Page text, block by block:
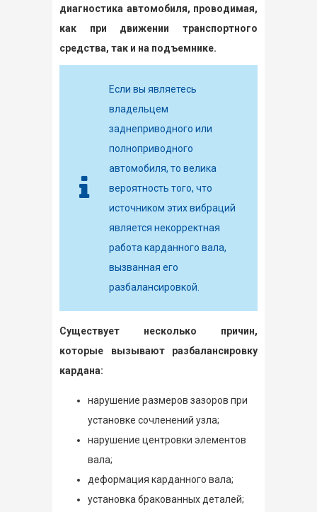
диагностика автомобиля, проводимая,
как при движении транспортного
средства, так и на подъемнике.
Если вы являетесь
владельцем
заднеприводного или
полноприводного
автомобиля, то велика
вероятность того, что
источником этих вибраций
является некорректная
работа карданного вала,
вызванная его
разбалансировкой.
Существует несколько причин,
которые вызывают разбалансировку
кардана:
нарушение размеров зазоров при
установке сочленений узла;
нарушение центровки элементов
вала;
деформация карданного вала;
установка бракованных деталей;